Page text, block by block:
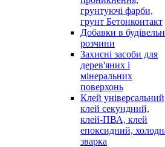
грунтуючі фарби,
грунт Бетонконтакт
Добавки в
розчини
Захисні засоби для
дерев'яних і
мінеральних
поверхонь
Клей
клей секундний,
клей-ПВА, клей
епоксидний,
зварка